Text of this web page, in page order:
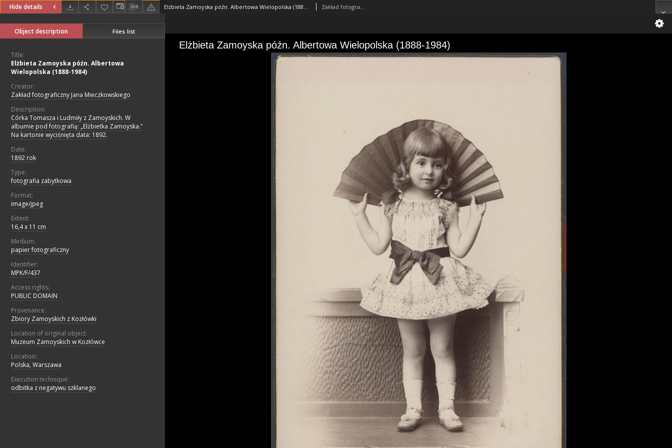
Hide details Elżbieta Zamoyska późn. Albertowa Wielopolska (1888-1984) Zakład fotograficzny Jana Mieczkowskiego
Object description Files list
Title:
Elżbieta Zamoyska późn. Albertowa
Wielopolska (1888-1984)
Creator:
Zakład fotograficzny Jana Mieczkowskiego
Description:
Córka Tomasza i Ludmiły z Zamoyskich. W
albumie pod fotografią: „Elżbietka Zamoyska.”
Na kartonie wyciśnięta data: 1892.
Date:
1892 rok
Type:
fotografia zabytkowa
Format:
image/jpeg
Extent:
16,4 x 11 cm
Medium:
papier fotograficzny
Identifier:
MPK/F/437
Access rights:
PUBLIC DOMAIN
Provenance:
Zbiory Zamoyskich z Kozłówki
Location of original object:
Muzeum Zamoyskich w Kozłówce
Location:
Polska, Warszawa
Execution technique:
odbitka z negatywu szklanego